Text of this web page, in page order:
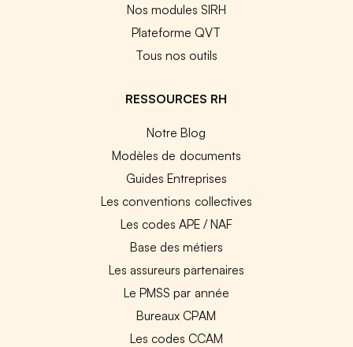
Nos modules SIRH
Plateforme QVT
Tous nos outils
RESSOURCES RH
Notre Blog
Modèles de documents
Guides Entreprises
Les conventions collectives
Les codes APE / NAF
Base des métiers
Les assureurs partenaires
Le PMSS par année
Bureaux CPAM
Les codes CCAM